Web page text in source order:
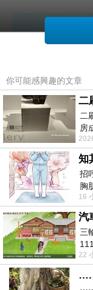
浪P1060893-
你可能感興趣的文章
二
房
《
知
招
胸
視
16
汽
三
在
22
….